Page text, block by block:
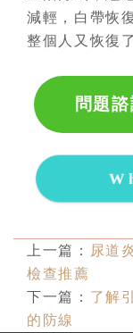
減輕，白帶恢
整個人又恢復
問題
上一篇：
尿道
檢查推薦
下一篇： 了解
的防線